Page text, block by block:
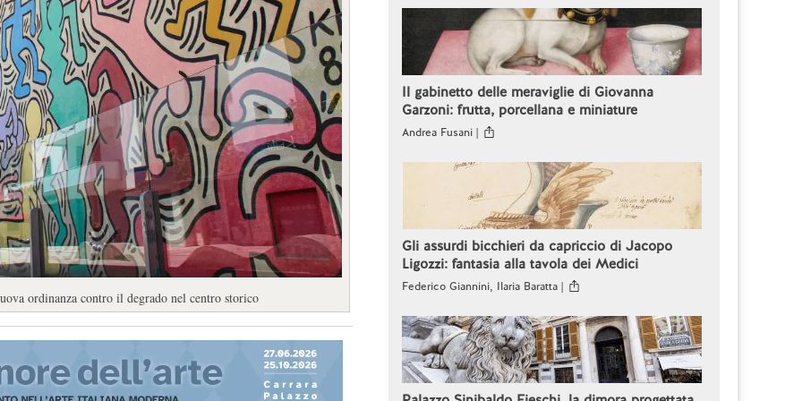
ordinanza contro il degrado nel centro storico
Il gabinetto delle meraviglie di Giovanna
Garzoni: frutta, porcellana e miniature
Andrea Fusani |
Gli assurdi bicchieri da capriccio di Jacopo
Ligozzi: fantasia alla tavola dei Medici
Federico Giannini, Ilaria Baratta |